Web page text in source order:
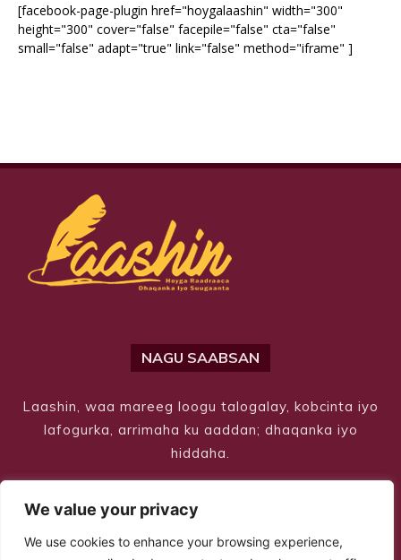
We value your privacy
We use cookies to enhance your browsing experience,
[facebook-page-plugin href="hoygalaashin" width="300"
height="300" cover="false" facepile="false" cta="false"
small="false" adapt="true" link="false" method="iframe" ]
NAGU SAABSAN
Laashin, waa mareeg loogu talogalay, kobcinta iyo
lafogurka, arrimaha ku aaddan; dhaqanka iyo
hiddaha.